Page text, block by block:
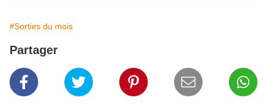
#Sorties du mois
Partager